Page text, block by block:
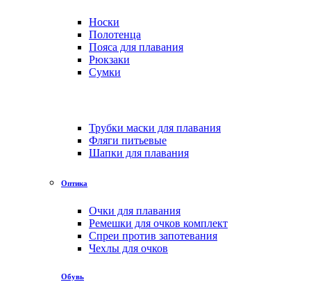
Носки
Полотенца
Пояса для плавания
Рюкзаки
Сумки
Трубки маски для плавания
Фляги питьевые
Шапки для плавания
Оптика
Очки для плавания
Ремешки для очков комплект
Спреи против запотевания
Чехлы для очков
Обувь